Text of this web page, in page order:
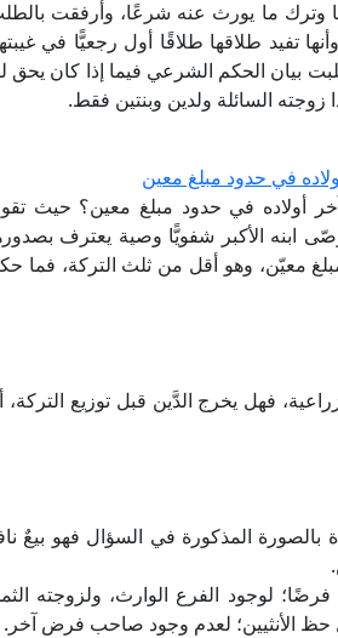
وترك ما يورث عنه شرعًا، وأرفقت
تفيد طلاقها طلاقًا أول رجعيًّا في
بيان الحكم الشرعي فيما إذا كان يحق
السائلة ولدين وبنتين فقط.
في حدود مبلغ معين
أولاده في حدود مبلغ معين؟ حيث
ابنه الأكبر شفويًّا وصية يعترف
معيّن، وهو أقل من ثلث التركة، فما
فهل يخرج الدَّين قبل توزيع التركة،
بالصورة المذكورة في السؤال فهو بيعٌ
لوجود الفرع الوارث، ولزوجته
حظ الأنثيين؛ لعدم وجود صاحب فرض آخر.